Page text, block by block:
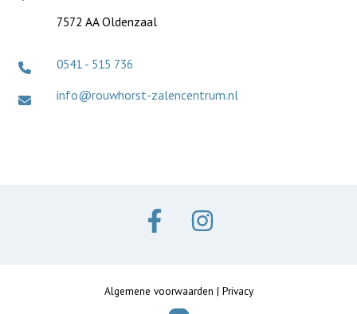
7572 AA Oldenzaal
0541 - 515 736
info@rouwhorst-zalencentrum.nl
Algemene voorwaarden | Privacy